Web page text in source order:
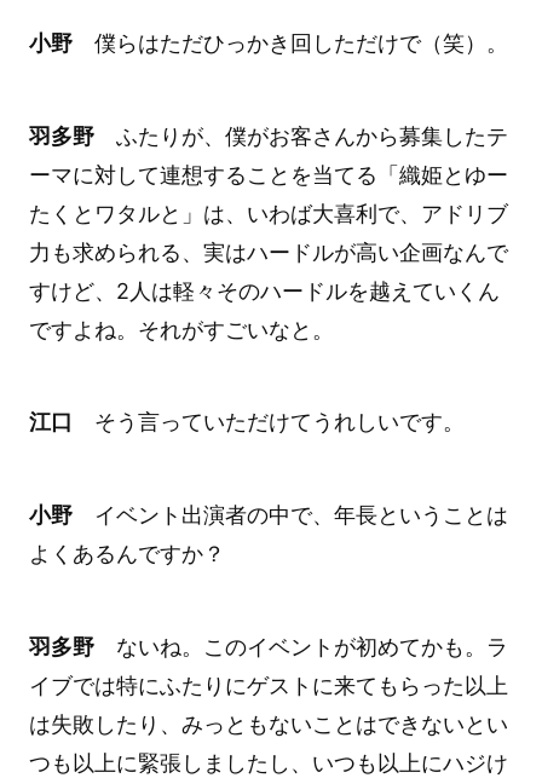
小野僕らはただひっかき回しただけで（笑）。
羽多野ふたりが、僕がお客さんから募集したテ
ーマに対して連想することを当てる「織姫とゆー
たくとワタルと」は、いわば大喜利で、アドリブ
力も求められる、実はハードルが高い企画なんで
すけど、2人は軽々そのハードルを越えていくん
ですよね。それがすごいなと。
江口 そう言っていただけてうれしいです。
小野イベント出演者の中で、年長ということは
よくあるんですか？
羽多野ないね。このイベントが初めてかも。ラ
イブでは特にふたりにゲストに来てもらった以上
は失敗したり、みっともないことはできないとい
つも以上に緊張しましたし、いつも以上にハジけ